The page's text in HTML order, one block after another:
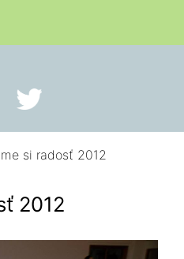
si radosť 2012
2012